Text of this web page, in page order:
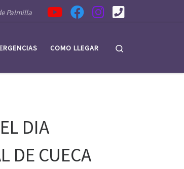
Palmilla
COMO LLEGAR
DIA
DE CUECA